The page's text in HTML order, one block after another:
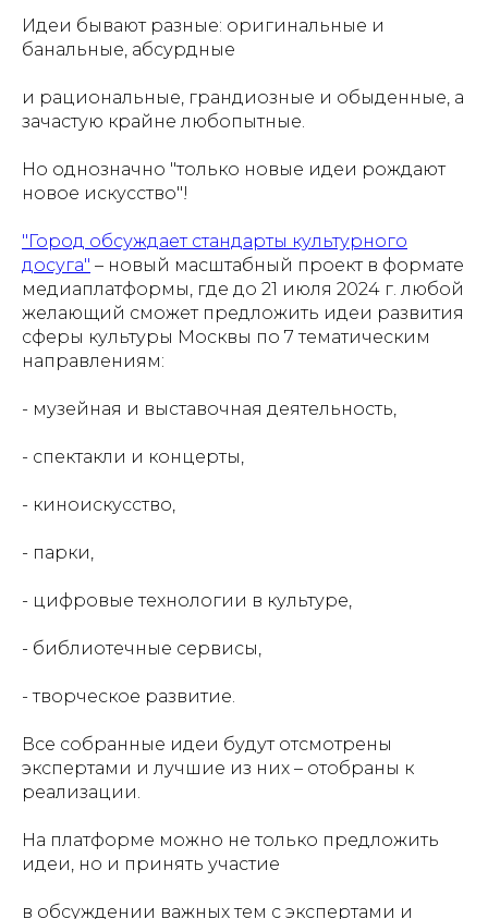
Идеи бывают разные: оригинальные и
банальные, абсурдные
и рациональные, грандиозные и обыденные, а
зачастую крайне любопытные.
Но однозначно "только новые идеи рождают
новое искусство"!
"Город обсуждает стандарты культурного
досуга" – новый масштабный проект в формате
медиаплатформы, где до 21 июля 2024 г. любой
желающий сможет предложить идеи развития
сферы культуры Москвы по 7 тематическим
направлениям:
- музейная и выставочная деятельность,
- спектакли и концерты,
- киноискусство,
- парки,
- цифровые технологии в культуре,
- библиотечные сервисы,
- творческое развитие.
Все собранные идеи будут отсмотрены
экспертами и лучшие из них – отобраны к
реализации.
На платформе можно не только предложить
идеи, но и принять участие
в обсуждении важных тем с экспертами и